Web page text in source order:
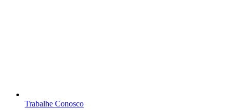
Trabalhe Conosco